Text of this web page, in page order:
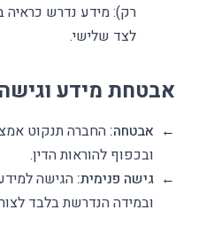
רק): מידע נדרש כראיה
לצד שלישי.
אבטחת מידע
← אבטחה: החברה תנקוט
ובכפוף להוראות הדין.
← גישה פנימית: הגישה
ובמידה הנדרשת בלבד